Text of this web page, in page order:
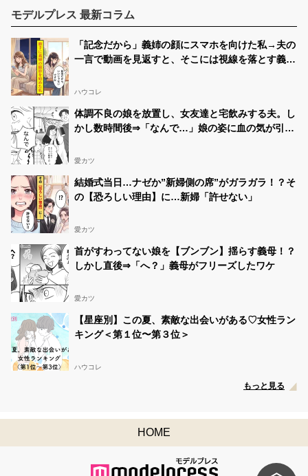
モデルプレス 最新コラム
「記念だから」義姉の顔にスマホを向けた私→夫の
一言で動画を見返すと、そこには視線を落とす義姉
ハウコレ
体調不良の娘を放置し、女友達と宅飲みする夫。し
かし数時間後⇒「なんで…」娘の姿に血の気が引い
愛カツ
結婚式当日…ナゼか”新婦側の席”がガラガラ！？そ
の【恐ろしい理由】に…新婦「許せない」
愛カツ
首がすわってない娘を【ブンブン】揺らす義母！？
しかし直後⇒「へ？」義母がフリーズしたワケ
愛カツ
【星座別】この夏、素敵な出会いがある♡女性ラン
キング＜第１位〜第３位＞
ハウコレ
もっと見る
HOME